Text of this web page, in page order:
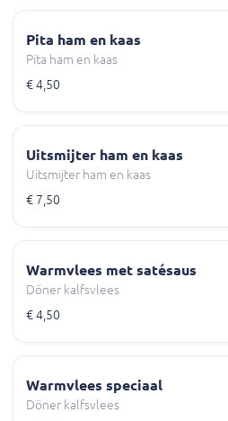
Pita ham en kaas
Pita ham en kaas
€ 4,50
Uitsmijter ham en kaas
Uitsmijter ham en kaas
€ 7,50
Warmvlees met satésaus
Döner kalfsvlees
€ 4,50
Warmvlees speciaal
Döner kalfsvlees